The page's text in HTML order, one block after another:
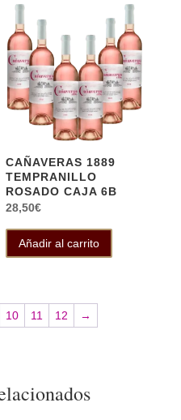
CAÑAVERAS 1889
TEMPRANILLO
ROSADO CAJA 6B
28,50€
Añadir al carrito
10 11 12 →